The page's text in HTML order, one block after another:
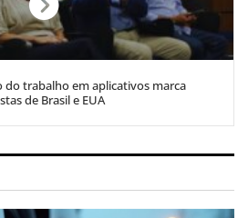
do trabalho em aplicativos marca
de Brasil e EUA